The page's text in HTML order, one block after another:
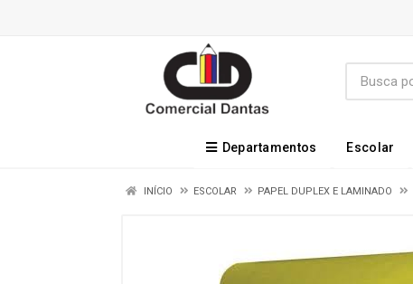
Departamentos Escolar
INÍCIO ESCOLAR PAPEL DUPLEX E LAMINADO